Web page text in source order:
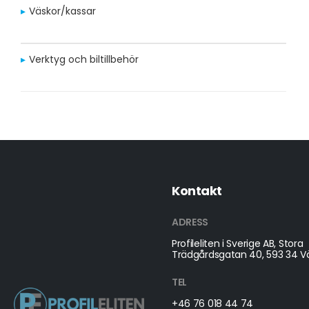
Väskor/kassar
Verktyg och biltillbehör
Kontakt
ADRESS
Profileliten i Sverige AB, Stora
Trädgårdsgatan 40, 593 34
TEL
+46 76 018 44 74